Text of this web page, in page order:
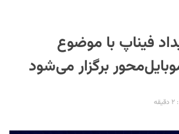
فیناپ با موضوع
برگزار می‌شود